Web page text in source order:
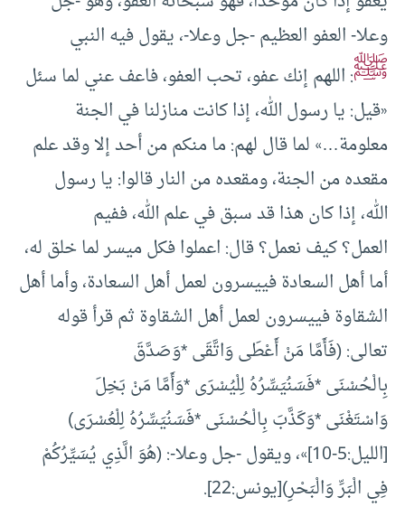
وعلا- العفو العظيم -جل وعلا-، يقول فيه النبي
ﷺ: اللهم إنك عفو، تحب العفو، فاعف عني لما سئل
«قيل: يا رسول الله، إذا كانت منازلنا في الجنة
معلومة…» لما قال لهم: ما منكم من أحد إلا وقد علم
مقعده من الجنة، ومقعده من النار قالوا: يا رسول
الله، إذا كان هذا قد سبق في علم الله، ففيم
العمل؟ كيف نعمل؟ قال: اعملوا فكل ميسر لما خلق له،
أما أهل السعادة فييسرون لعمل أهل السعادة، وأما أهل
الشقاوة فييسرون لعمل أهل الشقاوة ثم قرأ قوله
تعالى: (فَأَمَّا مَنْ أَعْطَى وَاتَّقَى *وَصَدَّقَ
بِالْحُسْنَى *فَسَنُيَسِّرُهُ لِلْيُسْرَى *وَأَمَّا مَنْ بَخِلَ
وَاسْتَغْنَى *وَكَذَّبَ بِالْحُسْنَى *فَسَنُيَسِّرُهُ لِلْعُسْرَى)
[الليل:5-10]»، ويقول -جل وعلا-: (هُوَ الَّذِي يُسَيِّرُكُمْ
فِي الْبَرِّ وَالْبَحْرِ)[يونس:22].